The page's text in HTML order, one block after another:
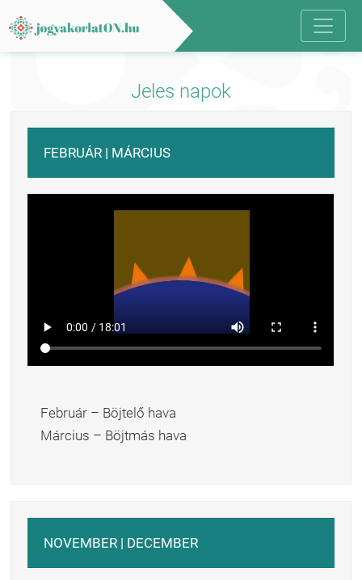
Jeles napok
FEBRUÁR | MÁRCIUS
Február – Böjtelő hava
Március – Böjtmás hava
NOVEMBER | DECEMBER